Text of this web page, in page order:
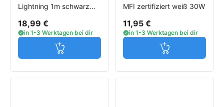
Lightning 1m schwarz
18,99 €
in 1-3 Werktagen bei dir
Jetzt in den Warenkorb
MFI zertifiziert weiß 30W
11,95 €
in 1-3 Werktagen bei dir
Jetzt in den